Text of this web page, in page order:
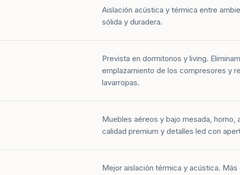
Aislación acústica y térmica entre
sólida y duradera.
Prevista en dormitorios y living.
emplazamiento de los compresores y
lavarropas.
Muebles aéreos y bajo mesada,
calidad premium y detalles led con
Mejor aislación térmica y acústica.